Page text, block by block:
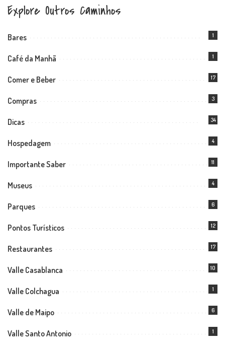
Explore Outros Caminhos
Bares 1
Café da Manhã 1
Comer e Beber 17
Compras 3
Dicas 34
Hospedagem 4
Importante Saber 11
Museus 4
Parques 6
Pontos Turísticos 12
Restaurantes 17
Valle Casablanca 10
Valle Colchagua 1
Valle de Maipo 6
Valle Santo Antonio 1